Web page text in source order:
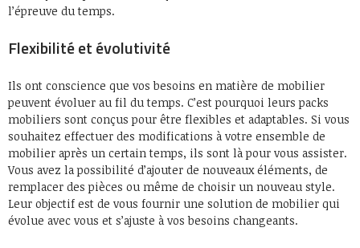
l’épreuve du temps.
Flexibilité et évolutivité
Ils ont conscience que vos besoins en matière de mobilier
peuvent évoluer au fil du temps. C’est pourquoi leurs packs
mobiliers sont conçus pour être flexibles et adaptables. Si vous
souhaitez effectuer des modifications à votre ensemble de
mobilier après un certain temps, ils sont là pour vous assister.
Vous avez la possibilité d’ajouter de nouveaux éléments, de
remplacer des pièces ou même de choisir un nouveau style.
Leur objectif est de vous fournir une solution de mobilier qui
évolue avec vous et s’ajuste à vos besoins changeants.